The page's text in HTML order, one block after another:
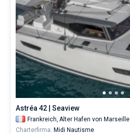
nicht
vorstellen.
Nahe
Alter
Hafen
von
Marseille ,
Marina
Marseille
Astréa 42 | Seaview
Frankreich, Alter Hafen von Marseille
Charterfirma: Midi Nautisme